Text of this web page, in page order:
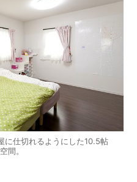
に仕切れるようにした10.5帖
間。